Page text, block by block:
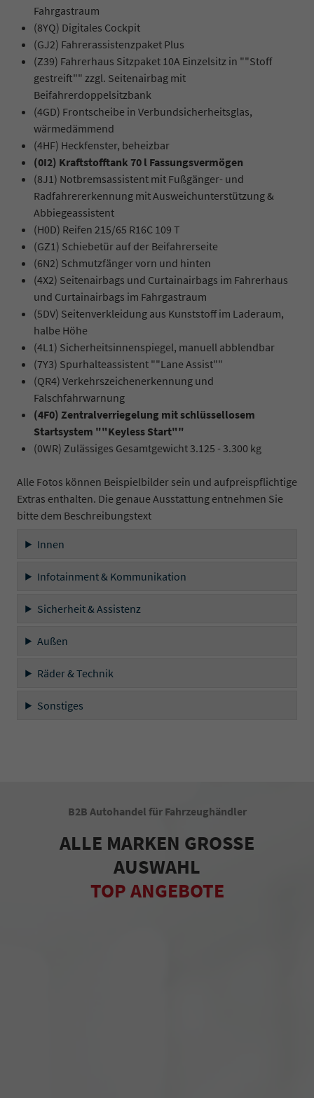
Fahrgastraum
(8YQ) Digitales Cockpit
(GJ2) Fahrerassistenzpaket Plus
(Z39) Fahrerhaus Sitzpaket 10A Einzelsitz in ""Stoff
gestreift"" zzgl. Seitenairbag mit
Beifahrerdoppelsitzbank
(4GD) Frontscheibe in Verbundsicherheitsglas,
wärmedämmend
(4HF) Heckfenster, beheizbar
(0I2) Kraftstofftank 70 l Fassungsvermögen
(8J1) Notbremsassistent mit Fußgänger- und
Radfahrererkennung mit Ausweichunterstützung &
Abbiegeassistent
(H0D) Reifen 215/65 R16C 109 T
(GZ1) Schiebetür auf der Beifahrerseite
(6N2) Schmutzfänger vorn und hinten
(4X2) Seitenairbags und Curtainairbags im Fahrerhaus
und Curtainairbags im Fahrgastraum
(5DV) Seitenverkleidung aus Kunststoff im Laderaum,
halbe Höhe
(4L1) Sicherheitsinnenspiegel, manuell abblendbar
(7Y3) Spurhalteassistent ""Lane Assist""
(QR4) Verkehrszeichenerkennung und
Falschfahrwarnung
(4F0) Zentralverriegelung mit schlüssellosem
Startsystem ""Keyless Start""
(0WR) Zulässiges Gesamtgewicht 3.125 - 3.300 kg
Alle Fotos können Beispielbilder sein und aufpreispflichtige
Extras enthalten. Die genaue Ausstattung entnehmen Sie
bitte dem Beschreibungstext
Innen
Infotainment & Kommunikation
Sicherheit & Assistenz
Außen
Räder & Technik
Sonstiges
B2B Autohandel für Fahrzeughändler
ALLE MARKEN GROSSE
AUSWAHL
TOP ANGEBOTE